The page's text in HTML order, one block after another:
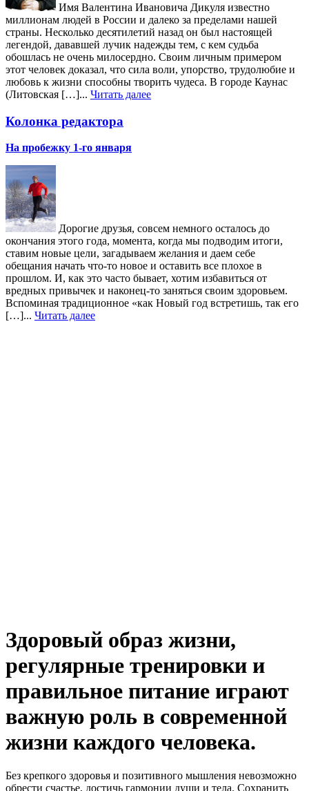
Имя Валентина Ивановича Дикуля известно
миллионам людей в России и далеко за пределами нашей
страны. Несколько десятилетий назад он был настоящей
легендой, дававшей лучик надежды тем, с кем судьба
обошлась не очень милосердно. Своим личным примером
этот человек доказал, что сила воли, упорство, трудолюбие и
любовь к жизни способны творить чудеса. В городе Каунас
(Литовская […]... Читать далее
Колонка редактора
На пробежку 1-го января
Дорогие друзья, совсем немного осталось до
окончания этого года, момента, когда мы подводим итоги,
ставим новые цели, загадываем желания и даем себе
обещания начать что-то новое и оставить все плохое в
прошлом. И, как это часто бывает, хотим избавиться от
вредных привычек и наконец-то заняться своим здоровьем.
Вспоминая традиционное «как Новый год встретишь, так его
[…]... Читать далее
Здоровый образ жизни,
регулярные тренировки и
правильное питание играют
важную роль в современной
жизни каждого человека.
Без крепкого здоровья и позитивного мышления невозможно
обрести счастье, достичь гармонии души и тела. Сохранить